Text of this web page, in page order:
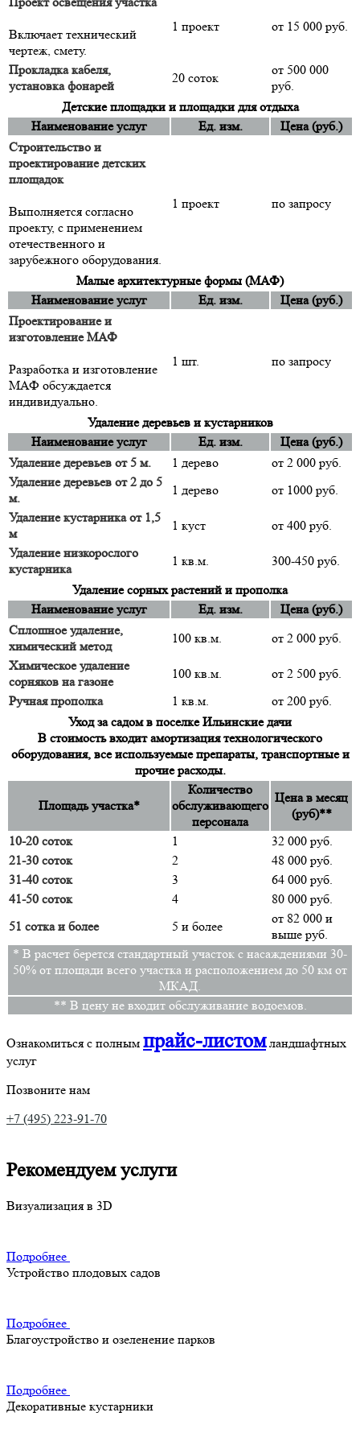
Включает технический
чертеж, смету.
1 проект от 15 000 руб.
Прокладка кабеля,
установка фонарей
20 соток
от 500 000
руб.
Детские площадки и площадки для отдыха
Наименование услуг
Ед. изм.
Цена (руб.)
Строительство и
проектирование детских
площадок
Выполняется согласно
проекту, с применением
отечественного и
зарубежного оборудования.
1 проект по запросу
Малые архитектурные формы (МАФ)
Наименование услуг
Ед. изм.
Цена (руб.)
Проектирование и
изготовление МАФ
Разработка и изготовление
МАФ обсуждается
индивидуально.
1 шт. по запросу
Удаление деревьев и кустарников
Наименование услуг
Ед. изм.
Цена (руб.)
Удаление деревьев от 5 м.
1 дерево
от 2 000 руб.
Удаление деревьев от 2 до 5
м.
1 дерево
от 1000 руб.
Удаление кустарника от 1,5
м
1 куст
от 400 руб.
Удаление низкорослого
кустарника
1 кв.м.
300-450 руб.
Удаление сорных растений и прополка
Наименование услуг
Ед. изм.
Цена (руб.)
Сплошное удаление,
химический метод
100 кв.м.
от 2 000 руб.
Химическое удаление
сорняков на газоне
100 кв.м.
от 2 500 руб.
Ручная прополка
1 кв.м.
от 200 руб.
Уход за садом в поселке Ильинские дачи
В стоимость входит амортизация технологического
оборудования, все используемые препараты, транспортные и
прочие расходы.
Площадь участка*
Количество
обслуживающего
персонала
Цена в месяц
(руб)**
10-20 соток
1
32 000 руб.
21-30 соток
2
48 000 руб.
31-40 соток
3
64 000 руб.
41-50 соток
4
80 000 руб.
51 сотка и более
5 и более
от 82 000 и
выше руб.
* В расчет берется стандартный участок с насаждениями 30-
50% от площади всего участка и расположением до 50 км от
МКАД.
** В цену не входит обслуживание водоемов.
Ознакомиться с полным прайс-листомландшафтных
услуг
Позвоните нам
+7 (495) 223-91-70
Рекомендуем услуги
Визуализация в 3D
Подробнее
Устройство плодовых садов
Подробнее
Благоустройство и озеленение парков
Подробнее
Декоративные кустарники